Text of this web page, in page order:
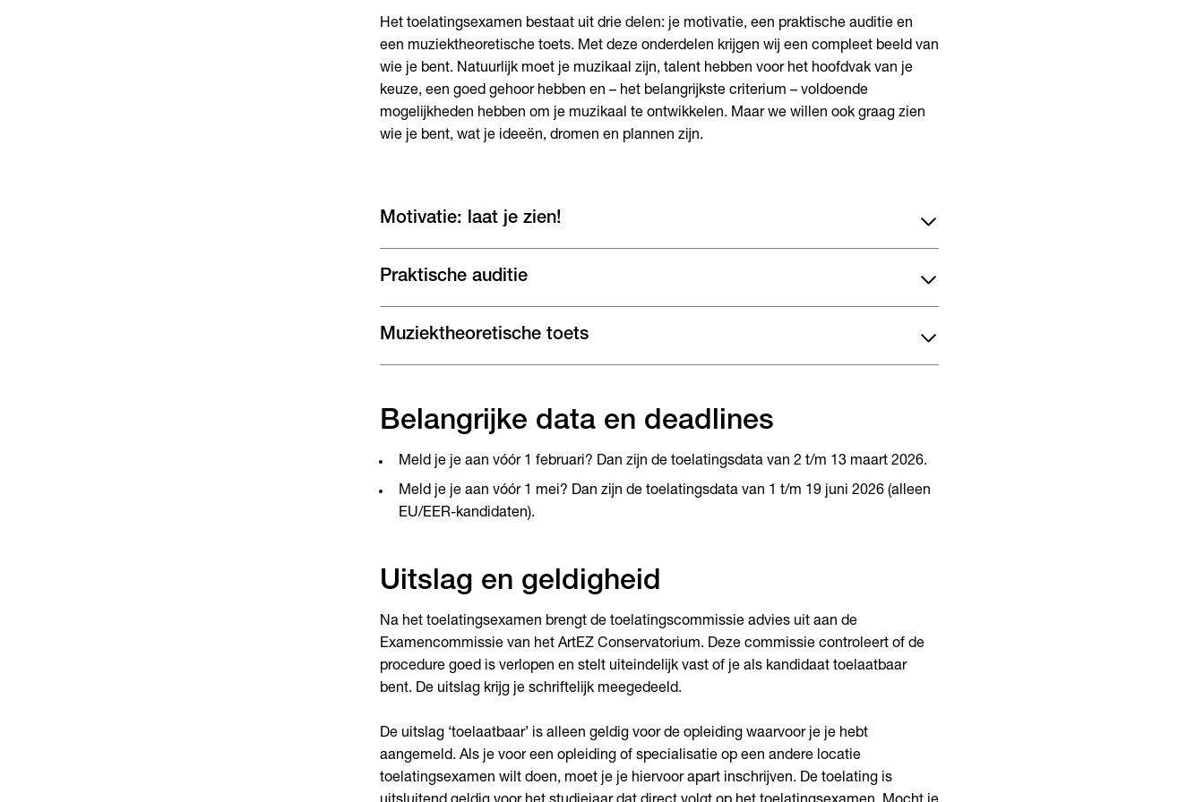
Het toelatingsexamen bestaat uit drie delen: je motivatie, een praktische auditie en
een muziektheoretische toets. Met deze onderdelen krijgen wij een compleet beeld van
wie je bent. Natuurlijk moet je muzikaal zijn, talent hebben voor het hoofdvak van je
keuze, een goed gehoor hebben en – het belangrijkste criterium – voldoende
mogelijkheden hebben om je muzikaal te ontwikkelen. Maar we willen ook graag zien
wie je bent, wat je ideeën, dromen en plannen zijn.
Motivatie: laat je zien!
Praktische auditie
Muziektheoretische toets
Belangrijke data en deadlines
Meld je je aan vóór 1 februari? Dan zijn de toelatingsdata van 2 t/m 13 maart 2026.
Meld je je aan vóór 1 mei? Dan zijn de toelatingsdata van 1 t/m 19 juni 2026 (alleen
EU/EER-kandidaten).
Uitslag en geldigheid
Na het toelatingsexamen brengt de toelatingscommissie advies uit aan de
Examencommissie van het ArtEZ Conservatorium. Deze commissie controleert of de
procedure goed is verlopen en stelt uiteindelijk vast of je als kandidaat toelaatbaar
bent. De uitslag krijg je schriftelijk meegedeeld.
De uitslag ‘toelaatbaar’ is alleen geldig voor de opleiding waarvoor je je hebt
aangemeld. Als je voor een opleiding of specialisatie op een andere locatie
toelatingsexamen wilt doen, moet je je hiervoor apart inschrijven. De toelating is